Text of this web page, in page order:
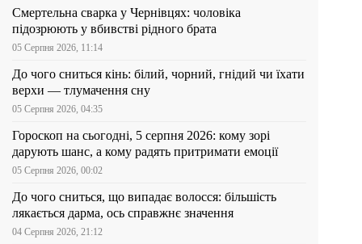
Смертельна сварка у Чернівцях: чоловіка
підозрюють у вбивстві рідного брата
05 Серпня 2026, 11:14
До чого сниться кінь: білий, чорний, гнідий чи їхати
верхи — тлумачення сну
05 Серпня 2026, 04:35
Гороскоп на сьогодні, 5 серпня 2026: кому зорі
дарують шанс, а кому радять притримати емоції
05 Серпня 2026, 00:02
До чого сниться, що випадає волосся: більшість
лякається дарма, ось справжнє значення
04 Серпня 2026, 21:12